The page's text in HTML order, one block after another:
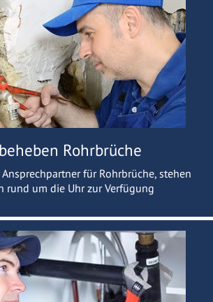
Rohrbrüche
für Rohrbrüche, stehen
rund um die Uhr zur Verfügung